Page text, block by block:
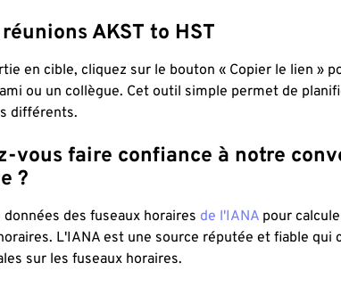
AKST to HST
en cible, cliquez sur le bouton « Copier le lien »
ou un collègue. Cet outil simple permet de
différents.
vous faire confiance à notre
?
des fuseaux horaires de l'IANA pour
L'IANA est une source réputée et fiable qui
sur les fuseaux horaires.